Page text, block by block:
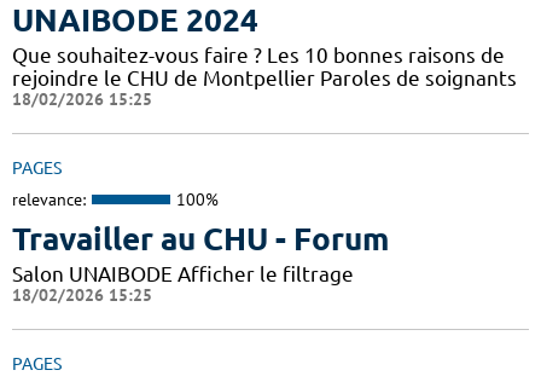
UNAIBODE 2024
Que souhaitez-vous faire ? Les 10 bonnes raisons de
rejoindre le CHU de Montpellier Paroles de soignants
18/02/2026 15:25
PAGES
relevance: 100%
Travailler au CHU - Forum
Salon UNAIBODE Afficher le filtrage
18/02/2026 15:25
PAGES